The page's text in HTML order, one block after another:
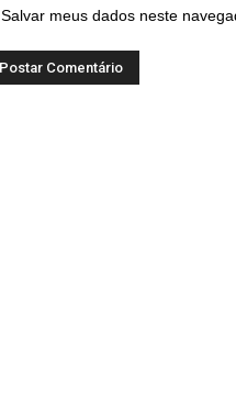
Salvar meus dados neste